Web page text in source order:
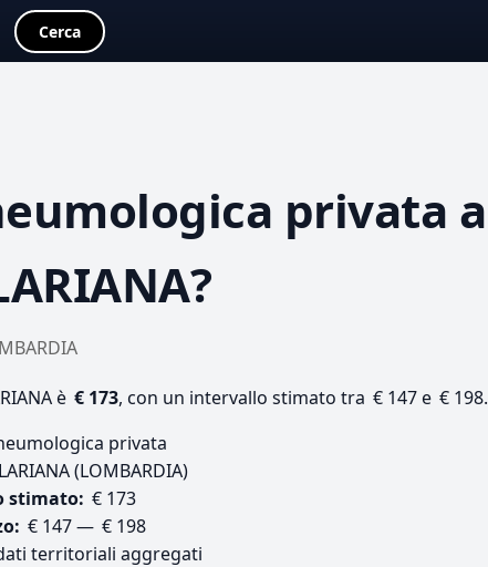
Cerca
privata a
è € 173, con un intervallo stimato tra € 147 e € 198.
privata
(LOMBARDIA)
stimato: € 173
€ 147 — € 198
territoriali aggregati